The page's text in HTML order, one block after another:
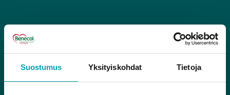
Suostumus Yksityiskohdat Tietoja